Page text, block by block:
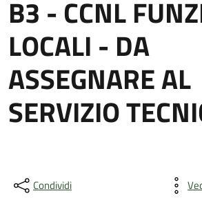
B3 - CCNL
LOCALI - DA
ASSEGNARE AL
SERVIZIO
Condividi